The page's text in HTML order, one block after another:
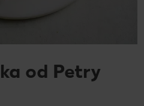
od Petry